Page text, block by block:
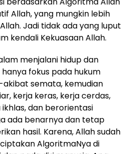
Allah, yang mungkin lebih
Jadi tidak ada yang luput
kendali Kekuasaan Allah.
menjalani hidup dan
fokus pada hukum
semata, kemudian
kerja keras, kerja cerdas,
dan berorientasi
ada benarnya dan tetap
hasil. Karena, Allah sudah
AlgoritmaNya di